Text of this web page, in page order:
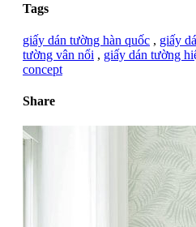
Tags
giấy dán tường hàn quốc , giấy
tường vân nổi , giấy dán tường
concept
Share